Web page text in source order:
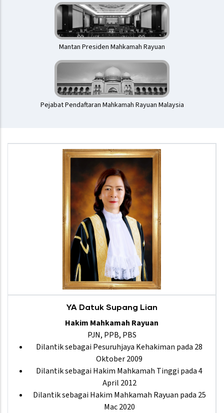
Mantan Presiden Mahkamah Rayuan
Pejabat Pendaftaran Mahkamah Rayuan Malaysia
YA Datuk Supang Lian
Hakim Mahkamah Rayuan
PJN, PPB, PBS
Dilantik sebagai Pesuruhjaya Kehakiman pada 28
Oktober 2009
Dilantik sebagai Hakim Mahkamah Tinggi pada 4
April 2012
Dilantik sebagai Hakim Mahkamah Rayuan pada 25
Mac 2020